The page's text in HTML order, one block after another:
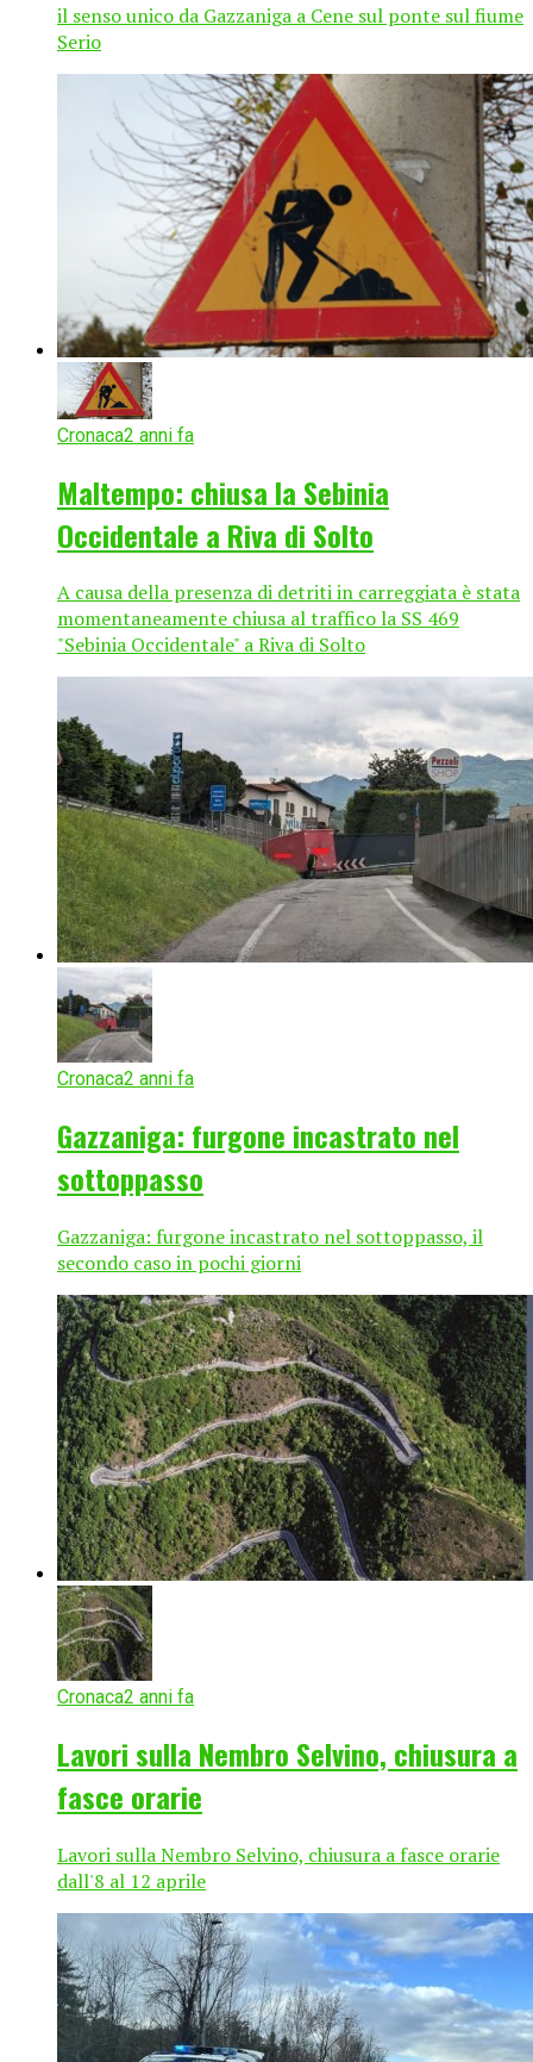
il senso unico da Gazzaniga a Cene sul ponte sul fiume
Serio
Cronaca2 anni fa
Maltempo: chiusa la Sebinia
Occidentale a Riva di Solto
A causa della presenza di detriti in carreggiata è stata
momentaneamente chiusa al traffico la SS 469
"Sebinia Occidentale" a Riva di Solto
Cronaca2 anni fa
Gazzaniga: furgone incastrato nel
sottoppasso
Gazzaniga: furgone incastrato nel sottoppasso, il
secondo caso in pochi giorni
Cronaca2 anni fa
Lavori sulla Nembro Selvino, chiusura a
fasce orarie
Lavori sulla Nembro Selvino, chiusura a fasce orarie
dall'8 al 12 aprile